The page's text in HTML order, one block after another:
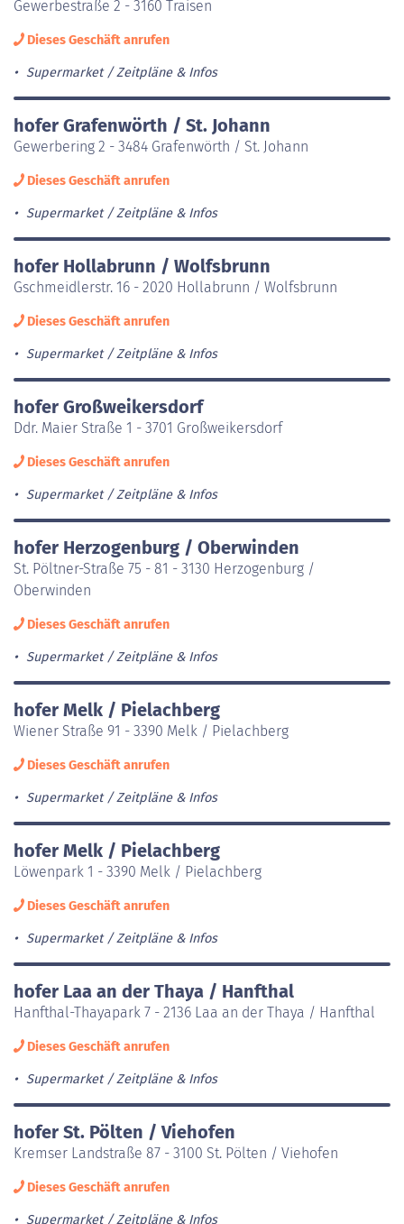
Gewerbestraße 2 - 3160 Traisen
Dieses Geschäft anrufen
Supermarket Zeitpläne & Infos
hofer Grafenwörth / St. Johann
Gewerbering 2 - 3484 Grafenwörth / St. Johann
Dieses Geschäft anrufen
Supermarket Zeitpläne & Infos
hofer Hollabrunn / Wolfsbrunn
Gschmeidlerstr. 16 - 2020 Hollabrunn / Wolfsbrunn
Dieses Geschäft anrufen
Supermarket Zeitpläne & Infos
hofer Großweikersdorf
Ddr. Maier Straße 1 - 3701 Großweikersdorf
Dieses Geschäft anrufen
Supermarket Zeitpläne & Infos
hofer Herzogenburg / Oberwinden
St. Pöltner-Straße 75 - 81 - 3130 Herzogenburg /
Oberwinden
Dieses Geschäft anrufen
Supermarket Zeitpläne & Infos
hofer Melk / Pielachberg
Wiener Straße 91 - 3390 Melk / Pielachberg
Dieses Geschäft anrufen
Supermarket Zeitpläne & Infos
hofer Melk / Pielachberg
Löwenpark 1 - 3390 Melk / Pielachberg
Dieses Geschäft anrufen
Supermarket Zeitpläne & Infos
hofer Laa an der Thaya / Hanfthal
Hanfthal-Thayapark 7 - 2136 Laa an der Thaya / Hanfthal
Dieses Geschäft anrufen
Supermarket Zeitpläne & Infos
hofer St. Pölten / Viehofen
Kremser Landstraße 87 - 3100 St. Pölten / Viehofen
Dieses Geschäft anrufen
Supermarket Zeitpläne & Infos